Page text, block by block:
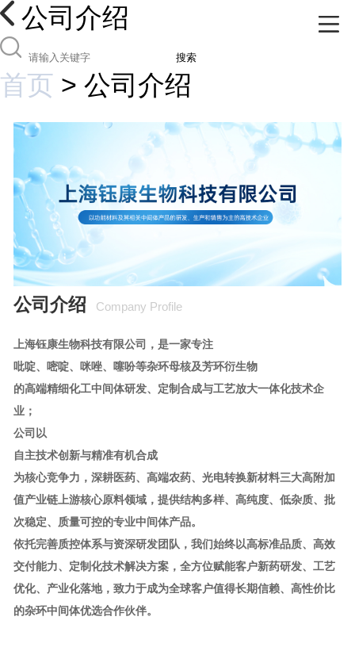
公司介绍
搜索
首页 > 公司介绍
公司介绍 Company Profile
上海钰康生物科技有限公司，是一家专注
吡啶、嘧啶、咪唑、噻吩等杂环母核及芳环衍生物
的高端精细化工中间体研发、定制合成与工艺放大一体化技术企
业；
公司以
自主技术创新与精准有机合成
为核心竞争力，深耕医药、高端农药、光电转换新材料三大高附加
值产业链上游核心原料领域，提供结构多样、高纯度、低杂质、批
次稳定、质量可控的专业中间体产品。
依托完善质控体系与资深研发团队，我们始终以高标准品质、高效
交付能力、定制化技术解决方案，全方位赋能客户新药研发、工艺
优化、产业化落地，致力于成为全球客户值得长期信赖、高性价比
的杂环中间体优选合作伙伴。